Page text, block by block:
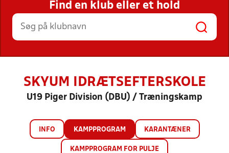
STILLINGER, RESULTATER, KLUBBER OG
HOLD
Find en klub eller et hold
SKYUM IDRÆTSEFTERSKOLE
U19 Piger Division (DBU) / Træningskamp
INFO KAMPPROGRAM KARANTÆNER
KAMPPROGRAM FOR PULJE